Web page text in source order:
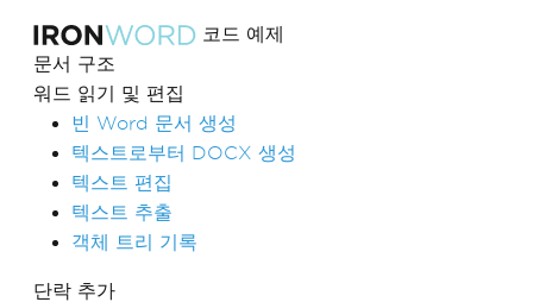
코드 예제
문서 구조
워드 읽기 및 편집
빈 Word 문서 생성
텍스트로부터 DOCX 생성
텍스트 편집
텍스트 추출
객체 트리 기록
단락 추가